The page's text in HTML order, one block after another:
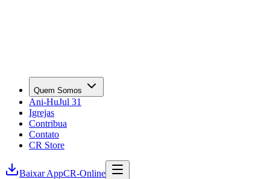
Quem Somos
Ani-HuJul 31
Igrejas
Contribua
Contato
CR Store
Baixar AppCR-Online